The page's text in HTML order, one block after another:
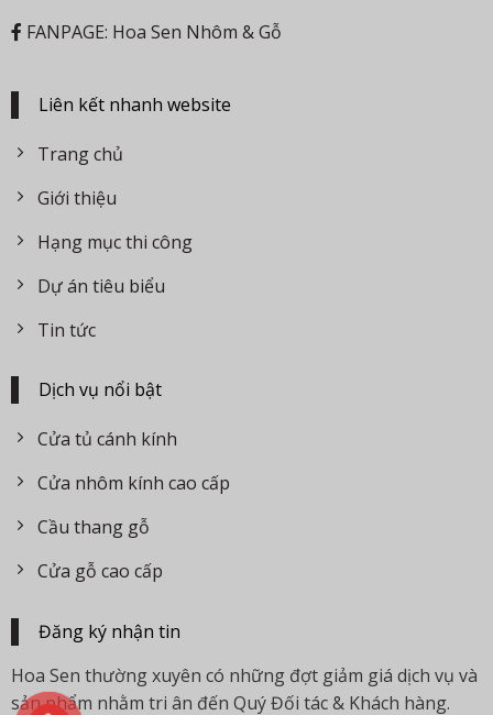
FANPAGE: Hoa Sen Nhôm & Gỗ
Liên kết nhanh website
Trang chủ
Giới thiệu
Hạng mục thi công
Dự án tiêu biểu
Tin tức
Dịch vụ nổi bật
Cửa tủ cánh kính
Cửa nhôm kính cao cấp
Cầu thang gỗ
Cửa gỗ cao cấp
Đăng ký nhận tin
Hoa Sen thường xuyên có những đợt giảm giá dịch vụ và
sản phẩm nhằm tri ân đến Quý Đối tác & Khách hàng.